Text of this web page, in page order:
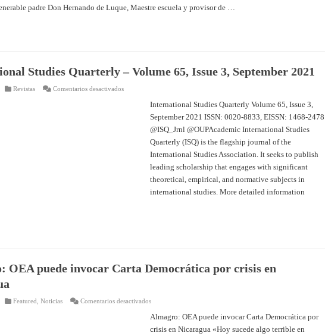
Pizarro,
Julio
padre Don Hernando de Luque, Maestre escuela y provisor de …
Studies Quarterly – Volume 65, Issue 3, September 2021
Revistas Comentarios desactivadosen
September
International Studies Quarterly Volume 65, Issue 3,
September 2021 ISSN: 0020-8833, EISSN: 1468-2478
@ISQ_Jrnl @OUPAcademic International Studies
Quarterly (ISQ) is the flagship journal of the
International Studies Association. It seeks to publish
leading scholarship that engages with significant
theoretical, empirical, and normative subjects in
international studies. More detailed information
OEA puede invocar Carta Democrática por crisis en
Featured Noticias Comentarios desactivadosen
OEA
puede
invocar
Almagro: OEA puede invocar Carta Democrática por
crisis en Nicaragua «Hoy sucede algo terrible en